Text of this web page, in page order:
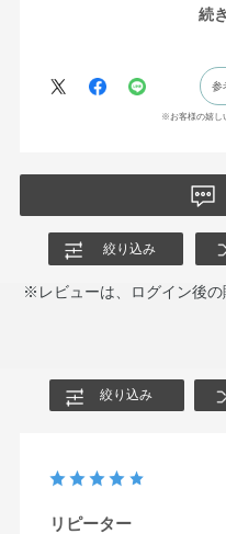
新しく、夏に向けてシルキ
と、サラサラなのでメガネ
いる気がします。
ファンデーションが滑らか
すが、ファンデーションだ
くれるので重宝しています。
れも入っていないので有難い
続
参
※お客様の嬉し
絞り込み
※レビューは、ログイン後の
絞り込み
リピーター